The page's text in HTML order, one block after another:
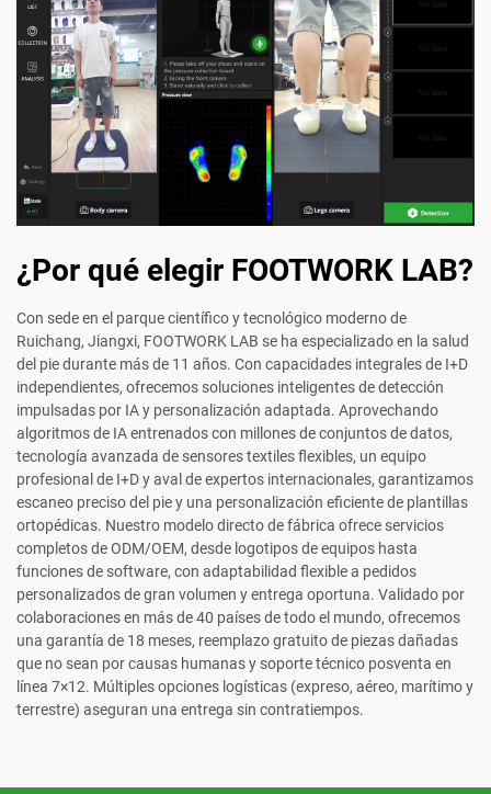
¿Por qué elegir FOOTWORK LAB?
Con sede en el parque científico y tecnológico moderno de
Ruichang, Jiangxi, FOOTWORK LAB se ha especializado en la salud
del pie durante más de 11 años. Con capacidades integrales de I+D
independientes, ofrecemos soluciones inteligentes de detección
impulsadas por IA y personalización adaptada. Aprovechando
algoritmos de IA entrenados con millones de conjuntos de datos,
tecnología avanzada de sensores textiles flexibles, un equipo
profesional de I+D y aval de expertos internacionales, garantizamos
escaneo preciso del pie y una personalización eficiente de plantillas
ortopédicas. Nuestro modelo directo de fábrica ofrece servicios
completos de ODM/OEM, desde logotipos de equipos hasta
funciones de software, con adaptabilidad flexible a pedidos
personalizados de gran volumen y entrega oportuna. Validado por
colaboraciones en más de 40 países de todo el mundo, ofrecemos
una garantía de 18 meses, reemplazo gratuito de piezas dañadas
que no sean por causas humanas y soporte técnico posventa en
línea 7×12. Múltiples opciones logísticas (expreso, aéreo, marítimo y
terrestre) aseguran una entrega sin contratiempos.